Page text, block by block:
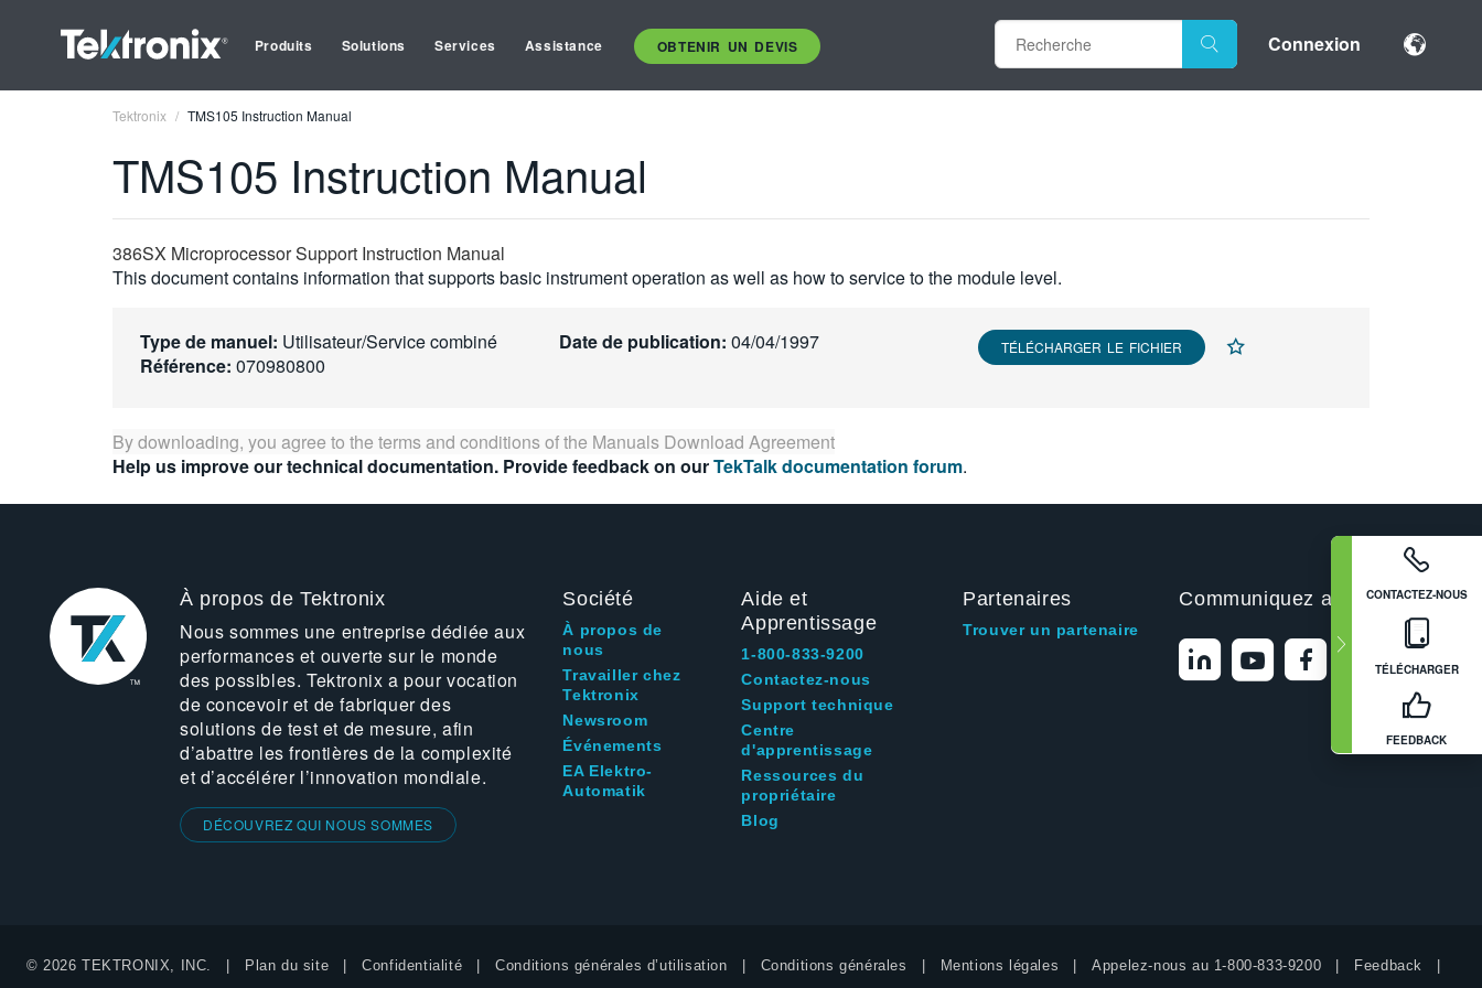
Produits Solutions Services Assistance OBTENIR UN DEVIS Connexion
CONTACTEZ-NOUS
TÉLÉCHARGER
FEEDBACK
Tektronix TMS105 Instruction Manual
TMS105 Instruction Manual
386SX Microprocessor Support Instruction Manual
This document contains information that supports basic instrument operation as well as how to service to the module level.
Type de manuel: Utilisateur/Service combiné
Référence: 070980800
Date de publication: 04/04/1997 TÉLÉCHARGER LE FICHIER
By downloading, you agree to the terms and conditions of the Manuals Download Agreement
Help us improve our technical documentation. Provide feedback on ourTekTalk documentation forum.
À propos de Tektronix
Nous sommes une entreprise dédiée aux
performances et ouverte sur le monde
des possibles. Tektronix a pour vocation
de concevoir et de fabriquer des
solutions de test et de mesure, afin
d’abattre les frontières de la complexité
et d’accélérer l’innovation mondiale.
DÉCOUVREZ QUI NOUS SOMMES
Société
À propos de
nous
Travailler chez
Tektronix
Newsroom
Événements
EA Elektro-
Automatik
Aide et
Apprentissage
1-800-833-9200
Contactez-nous
Support technique
Centre
d'apprentissage
Ressources du
propriétaire
Blog
Partenaires
Trouver un partenaire
Communiquez avec nous
© 2026 TEKTRONIX, INC. Plan du site Confidentialité Conditions générales d’utilisation Conditions générales Mentions légales Appelez-nous au 1-800-833-9200 Feedback